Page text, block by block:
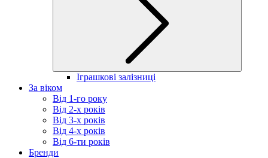
Іграшкові залізниці
За віком
Від 1-го року
Від 2-х років
Від 3-х років
Від 4-х років
Від 6-ти років
Бренди